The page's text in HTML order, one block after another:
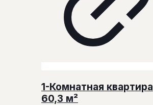
1-Комнатная квартира
60,3 м²